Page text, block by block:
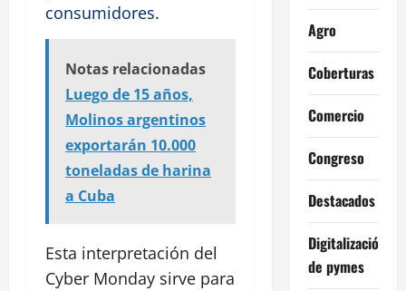
consumidores.
Notas relacionadas
Luego de 15 años,
Molinos argentinos
exportarán 10.000
toneladas de harina
a Cuba
Esta interpretación del
Cyber Monday sirve para
Agro
Coberturas
Comercio
Congreso
Destacados
Digitalización
de pymes